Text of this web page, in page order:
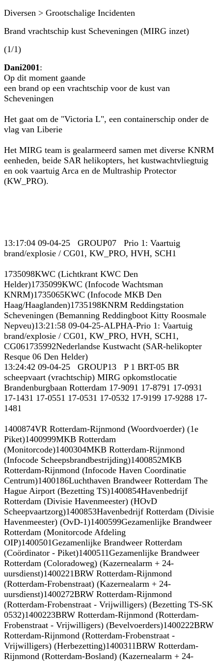
Diversen > Grootschalige Incidenten
Brand vrachtschip kust Scheveningen (MIRG inzet)
(1/1)
Dani2001:
Op dit moment gaande
een brand op een vrachtschip voor de kust van
Scheveningen
Het gaat om de "Victoria L", een containerschip onder de
vlag van Liberie
Het MIRG team is gealarmeerd samen met diverse KNRM
eenheden, beide SAR helikopters, het kustwachtvliegtuig
en ook vaartuig Arca en de Multraship Protector
(KW_PRO).
13:17:04 09-04-25 GROUP07 Prio 1: Vaartuig
brand/explosie / CG01, KW_PRO, HVH, SCH1
1735098KWC (Lichtkrant KWC Den
Helder)1735099KWC (Infocode Wachtsman
KNRM)1735065KWC (Infocode MKB Den
Haag/Haaglanden)1735198KNRM Reddingstation
Scheveningen (Bemanning Reddingboot Kitty Roosmale
Nepveu)13:21:58 09-04-25-ALPHA-Prio 1: Vaartuig
brand/explosie / CG01, KW_PRO, HVH, SCH1,
CG061735992Nederlandse Kustwacht (SAR-helikopter
Resque 06 Den Helder)
13:24:42 09-04-25 GROUP13 P 1 BRT-05 BR
scheepvaart (vrachtschip) MIRG opkomstlocatie
Brandenburgbaan Rotterdam 17-9091 17-8791 17-0931
17-1431 17-0551 17-0531 17-0532 17-9199 17-9288 17-
1481
1400874VR Rotterdam-Rijnmond (Woordvoerder) (1e
Piket)1400999MKB Rotterdam
(Monitorcode)1400304MKB Rotterdam-Rijnmond
(Infocode Scheepsbrandbestrijding)1400852MKB
Rotterdam-Rijnmond (Infocode Haven Coordinatie
Centrum)1400186Luchthaven Brandweer Rotterdam The
Hague Airport (Bezetting TS)1400854Havenbedrijf
Rotterdam (Divisie Havenmeester) (HOvD
Scheepvaartzorg)1400853Havenbedrijf Rotterdam (Divisie
Havenmeester) (OvD-1)1400599Gezamenlijke Brandweer
Rotterdam (Monitorcode Afdeling
OIP)1400501Gezamenlijke Brandweer Rotterdam
(Coördinator - Piket)1400511Gezamenlijke Brandweer
Rotterdam (Coloradoweg) (Kazernealarm + 24-
uursdienst)1400221BRW Rotterdam-Rijnmond
(Rotterdam-Frobenstraat) (Kazernealarm + 24-
uursdienst)1400272BRW Rotterdam-Rijnmond
(Rotterdam-Frobenstraat - Vrijwilligers) (Bezetting TS-SK
0532)1400223BRW Rotterdam-Rijnmond (Rotterdam-
Frobenstraat - Vrijwilligers) (Bevelvoerders)1400222BRW
Rotterdam-Rijnmond (Rotterdam-Frobenstraat -
Vrijwilligers) (Herbezetting)1400311BRW Rotterdam-
Rijnmond (Rotterdam-Bosland) (Kazernealarm + 24-